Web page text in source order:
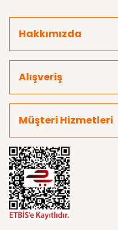
Hakkımızda
Alışveriş
Müşteri Hizmetleri